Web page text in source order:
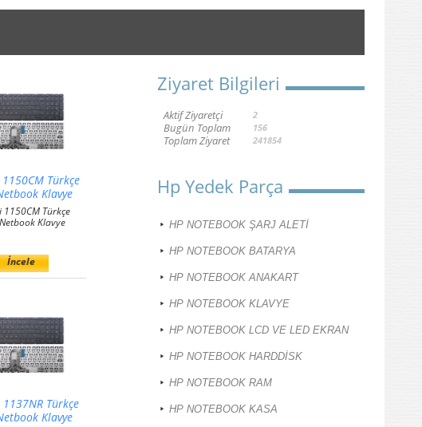
Türkçe
Klavye
1150CM Türkçe
Klavye
İncele
Türkçe
Klavye
Ziyaret Bilgileri
Aktif Ziyaretçi 2
Bugün Toplam 156
Toplam Ziyaret 241854
Hp Yedek Parça
HP NOTEBOOK ŞARJ ALETİ
HP NOTEBOOK BATARYA
HP NOTEBOOK ANAKART
HP NOTEBOOK KLAVYE
HP NOTEBOOK LCD VE LED EKRAN
HP NOTEBOOK HARDDİSK
HP NOTEBOOK RAM
HP NOTEBOOK KASA